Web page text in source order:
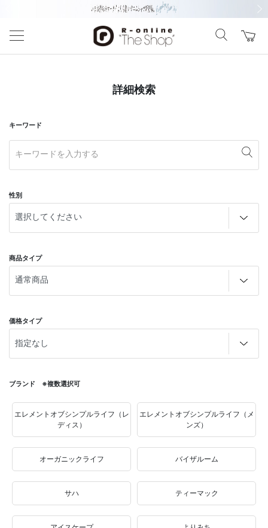
詳細検索
キーワード
性別
商品タイプ
価格タイプ
ブランド ※複数選択可
エレメントオブシンプルライフ（レ
ディス）
エレメントオブシンプルライフ（メ
ンズ）
オーガニックライフ バイザルーム
サハ ティーマック